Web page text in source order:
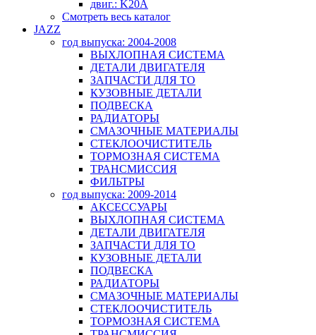
двиг.: K20A
Смотреть весь каталог
JAZZ
год выпуска: 2004-2008
ВЫХЛОПНАЯ СИСТЕМА
ДЕТАЛИ ДВИГАТЕЛЯ
ЗАПЧАСТИ ДЛЯ ТО
КУЗОВНЫЕ ДЕТАЛИ
ПОДВЕСКА
РАДИАТОРЫ
СМАЗОЧНЫЕ МАТЕРИАЛЫ
СТЕКЛООЧИСТИТЕЛЬ
ТОРМОЗНАЯ СИСТЕМА
ТРАНСМИССИЯ
ФИЛЬТРЫ
год выпуска: 2009-2014
АКСЕССУАРЫ
ВЫХЛОПНАЯ СИСТЕМА
ДЕТАЛИ ДВИГАТЕЛЯ
ЗАПЧАСТИ ДЛЯ ТО
КУЗОВНЫЕ ДЕТАЛИ
ПОДВЕСКА
РАДИАТОРЫ
СМАЗОЧНЫЕ МАТЕРИАЛЫ
СТЕКЛООЧИСТИТЕЛЬ
ТОРМОЗНАЯ СИСТЕМА